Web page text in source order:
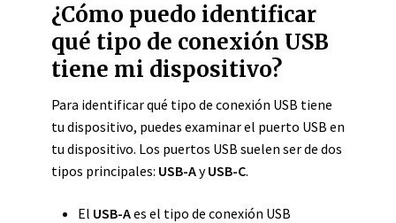
¿Cómo puedo identificar
qué tipo de conexión USB
tiene mi dispositivo?
Para identificar qué tipo de conexión USB tiene
tu dispositivo, puedes examinar el puerto USB en
tu dispositivo. Los puertos USB suelen ser de dos
tipos principales: USB-AyUSB-C.
El USB-Aes el tipo de conexión USB